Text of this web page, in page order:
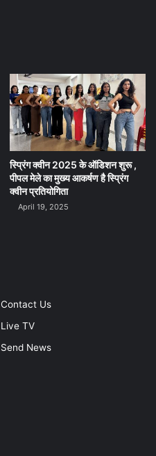
स्प्रिंग क्वीन 2025 के ऑडिशन शुरू ,
पीपल मेले का मुख्य आकर्षण है स्प्रिंग
क्वीन प्रतियोगिता
April 19, 2025
Contact Us
Live TV
Send News